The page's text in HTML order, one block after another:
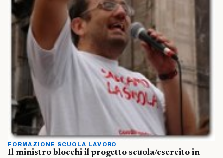
FORMAZIONE SCUOLA LAVORO
Il ministro blocchi il progetto scuola/esercito in